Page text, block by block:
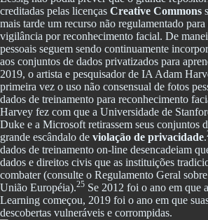
creditadas pelas licenças Creative Commons
mais tarde um recurso não regulamentado
vigilância por reconhecimento facial. De
pessoais seguem sendo continuamente
aos conjuntos de dados privatizados para
2019, o artista e pesquisador de IA Adam
primeira vez o uso não consensual de fotos
dados de treinamento para reconhecimento
Harvey fez com que a Universidade de
Duke e a Microsoft retirassem seus conjuntos
grande escândalo de violação de privacidade.
dados de treinamento on-line desencadeiam
dados e direitos civis que as instituições
combater (consulte o Regulamento Geral
União Européia).25 Se 2012 foi o ano em que
Learning começou, 2019 foi o ano em que
descobertas vulneráveis e